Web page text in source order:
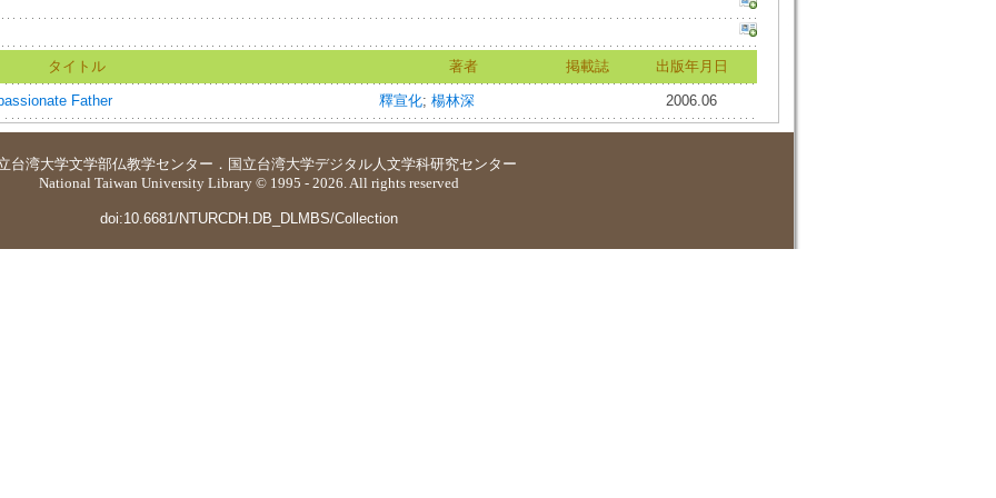
タイトル 著者 掲載誌 出版年月日
Father 釋宣化; 楊林深 2006.06
台湾大学文学部仏教学センター ． 国立台湾大学デジタル人文学科研究センター
National Taiwan University Library © 1995 - 2026. All rights reserved
doi:10.6681/NTURCDH.DB_DLMBS/Collection